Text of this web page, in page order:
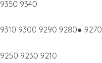
9350 9340
9310 9300 9290 9280● 9270
9250 9230 9210